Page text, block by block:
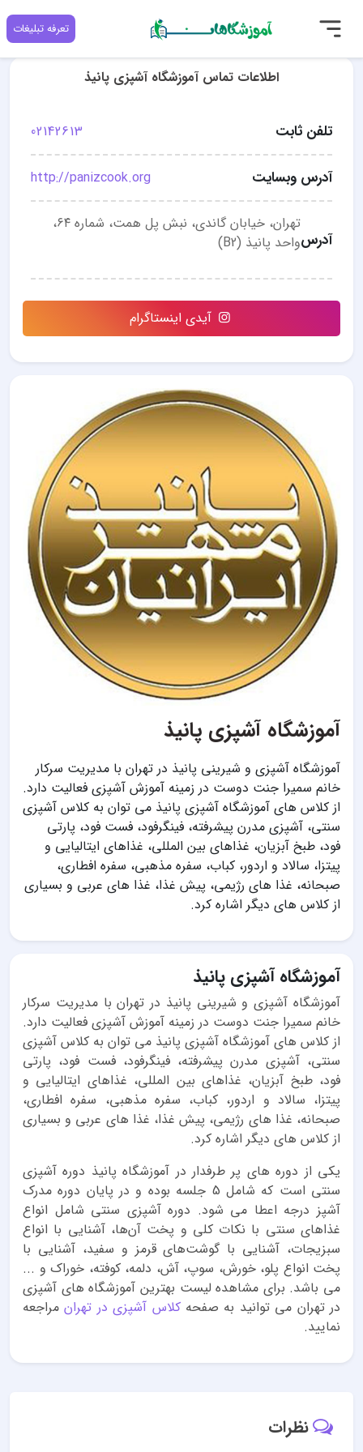
تعرفه تبلیغات
آموزشگاه آشپزی پانیذ
آموزشگاه آشپزى و شيرينى پانيذ در تهران با مدیریت سرکار
خانم سمیرا جنت دوست در زمینه آموزش آشپزی فعالیت دارد.
از کلاس های آموزشگاه آشپزی پانیذ می توان به کلاس آشپزی
سنتی، آشپزی مدرن پیشرفته، فینگرفود، فست فود، پارتی
فود، طبخ آبزیان، غذاهای بین المللی، غذاهای ایتالیایی و
پیتزا، سالاد و اردور، کباب، سفره مذهبی، سفره افطاری،
صبحانه، غذا های رژیمی، پیش غذا، غذا های عربی و بسیاری
از کلاس های دیگر اشاره کرد.
آموزشگاه آشپزی پانیذ
آموزشگاه آشپزى و شيرينى پانيذ در تهران با مدیریت سرکار
خانم سمیرا جنت دوست در زمینه آموزش آشپزی فعالیت دارد.
از کلاس های آموزشگاه آشپزی پانیذ می توان به کلاس آشپزی
سنتی، آشپزی مدرن پیشرفته، فینگرفود، فست فود، پارتی
فود، طبخ آبزیان، غذاهای بین المللی، غذاهای ایتالیایی و
پیتزا، سالاد و اردور، کباب، سفره مذهبی، سفره افطاری،
صبحانه، غذا های رژیمی، پیش غذا، غذا های عربی و بسیاری
از کلاس های دیگر اشاره کرد.
یکی از دوره های پر طرفدار در آموزشگاه پانیذ دوره آشپزی
سنتی است که شامل 5 جلسه بوده و در پایان دوره مدرک
آشپز درجه اعطا می شود. دوره آشپزی سنتی شامل انواع
غذاهای سنتی با نکات کلی و پخت آن‌ها، آشنایی با انواع
سبزیجات، آشنایی با گوشت‌های قرمز و سفید، آشنایی با
پخت انواع پلو، خورش، سوپ، آش، دلمه، کوفته، خوراک و ...
می باشد. برای مشاهده لیست بهترین آموزشگاه های آشپزی
در تهران می توانید به صفحهکلاس آشپزی در تهرانمراجعه
نمایید.
نظرات
اطلاعات تماس آموزشگاه آشپزی پانیذ
تلفن ثابت 02142613
آدرس وبسایت http://panizcook.org
آدرس
تهران، خیابان گاندی، نبش پل همت، شماره ۶۴،
واحد پانیذ (B2)
آیدی اینستاگرام